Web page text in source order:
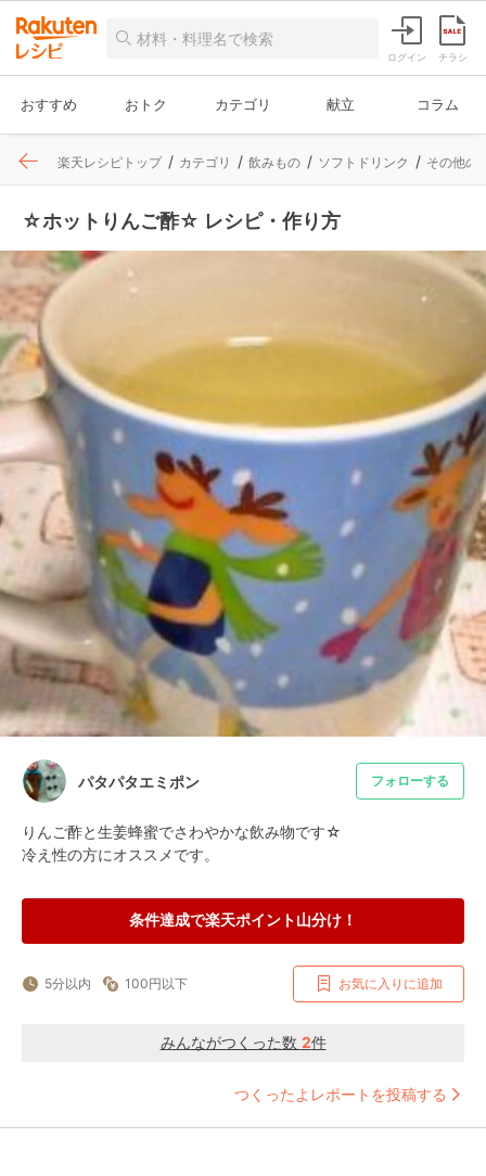
ログイン チラシ
おすすめ おトク カテゴリ 献立 コラム
楽天レシピトップ カテゴリ 飲みもの ソフトドリンク その他の
☆ホットりんご酢☆ レシピ・作り方
パタパタエミポン フォローする
りんご酢と生姜蜂蜜でさわやかな飲み物です☆
冷え性の方にオススメです。
条件達成で楽天ポイント山分け！
5分以内 100円以下 お気に入りに追加
みんながつくった数 2件
つくったよレポートを投稿する